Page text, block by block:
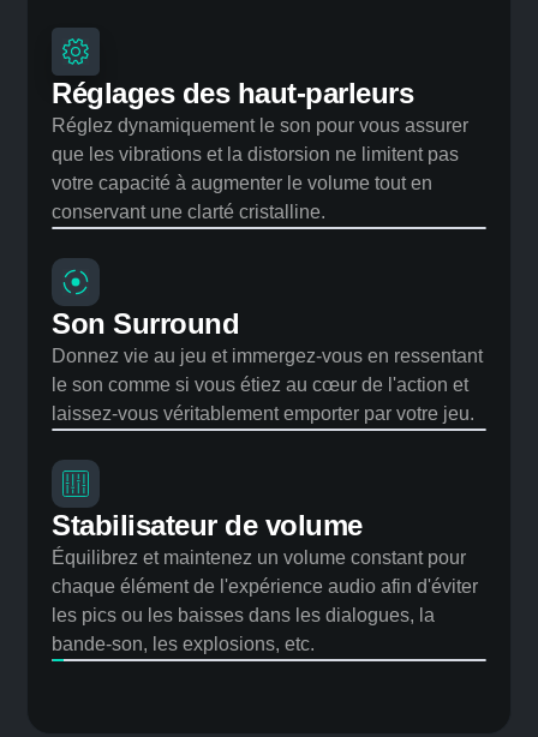
Réglages des haut-parleurs
Réglez dynamiquement le son pour vous assurer
que les vibrations et la distorsion ne limitent pas
votre capacité à augmenter le volume tout en
conservant une clarté cristalline.